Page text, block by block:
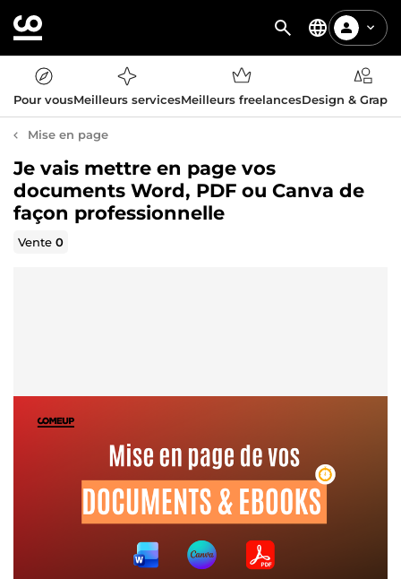
Pour vousMeilleurs servicesMeilleurs freelancesDesign &
Mise en page
Je vais mettre en page vos
documents Word, PDF ou Canva de
façon professionnelle
Vente0